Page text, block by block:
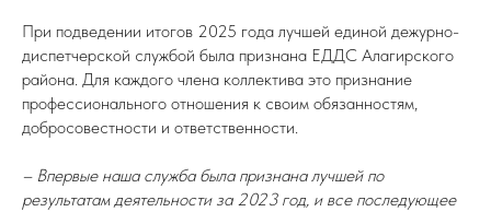
При подведении итогов 2025 года лучшей единой дежурно-
диспетчерской службой была признана ЕДДС Алагирского
района. Для каждого члена коллектива это признание
профессионального отношения к своим обязанностям,
добросовестности и ответственности.
– Впервые наша служба была признана лучшей по
результатам деятельности за 2023 год, и все последующее